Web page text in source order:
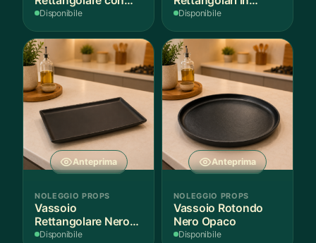
Fantasia
Disponibile
Finitura Legno
Disponibile
Anteprima
NOLEGGIO PROPS
Vassoio
Rettangolare Nero
Opaco
Disponibile
Anteprima
NOLEGGIO PROPS
Vassoio Rotondo
Nero Opaco
Disponibile